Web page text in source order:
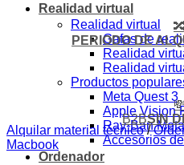
Realidad virtual
Realidad virtual
Gafas de
Realidad
Realidad
Productos
Meta Quest 3
Apple Vision
Ray-Ban
Accesorios
Ordenador
PERIODO DE
B2BSIN
Alquilar material técnico /
Macbook